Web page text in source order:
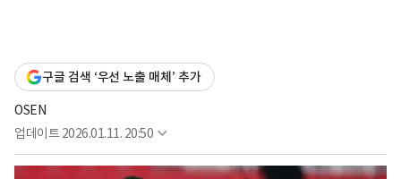
구글 검색 ‘우선 노출 매체’ 추가
OSEN
업데이트 2026.01.11. 20:50